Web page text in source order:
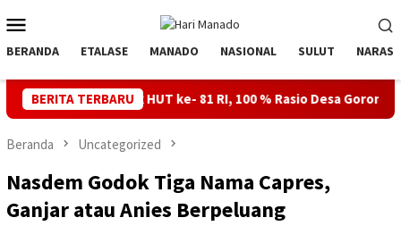
ke
kontenMobile
BERANDA ETALASE MANADO NASIONAL SULUT NARASI
BERITA TERBARU
untuk HUT ke- 81 RI, 100 % Rasio Desa Gorontalo Berlistrik,
Beranda Uncategorized
Nasdem Godok Tiga Nama Capres,
Ganjar atau Anies Berpeluang